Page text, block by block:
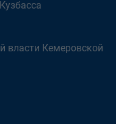
власти Кемеровской